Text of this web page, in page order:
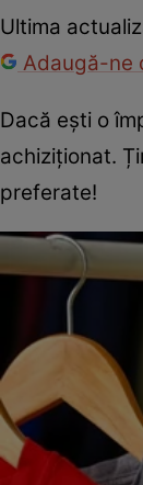
Ultima
Adaugă-ne
Dacă ești o
achiziționat.
preferate!